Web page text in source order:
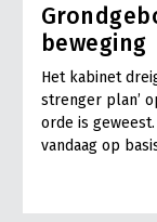
beweging
Het kabinet
strenger plan’
orde is
vandaag op